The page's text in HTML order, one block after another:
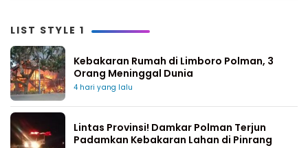
LIST STYLE 1
Kebakaran Rumah di Limboro Polman, 3
Orang Meninggal Dunia
4 hari yang lalu
Lintas Provinsi! Damkar Polman Terjun
Padamkan Kebakaran Lahan di Pinrang